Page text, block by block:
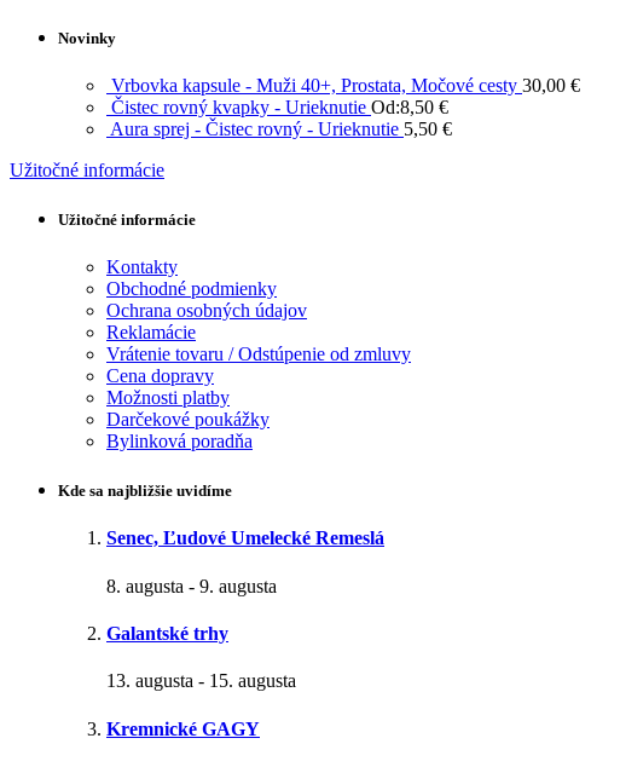
Novinky
Vrbovka kapsule - Muži 40+, Prostata, Močové cesty 30,00 €
Čistec rovný kvapky - Urieknutie Od:8,50 €
Aura sprej - Čistec rovný - Urieknutie 5,50 €
Užitočné informácie
Užitočné informácie
Kontakty
Obchodné podmienky
Ochrana osobných údajov
Reklamácie
Vrátenie tovaru / Odstúpenie od zmluvy
Cena dopravy
Možnosti platby
Darčekové poukážky
Bylinková poradňa
Kde sa najbližšie uvidíme
Senec, Ľudové Umelecké Remeslá
8. augusta - 9. augusta
Galantské trhy
13. augusta - 15. augusta
Kremnické GAGY